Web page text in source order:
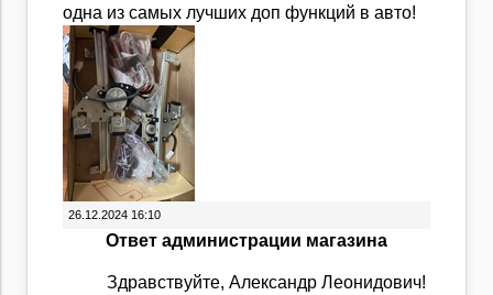
одна из самых лучших доп функций в авто!
26.12.2024 16:10
Ответ администрации магазина
Здравствуйте, Александр Леонидович!